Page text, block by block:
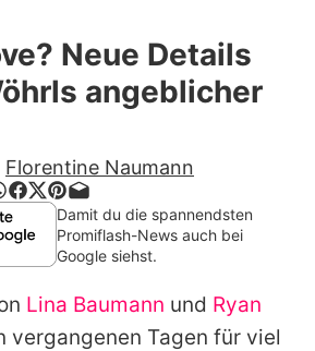
Stars
Filme & Serien
Lifestyle
Familie & Liebe
Exklusiv
auf Promiflash
Neue Details
angeblicher
Florentine Naumann
Damit du die spannendsten
Promiflash-News auch bei
Google siehst.
Lina Baumann und Ryan
vergangenen Tagen für viel